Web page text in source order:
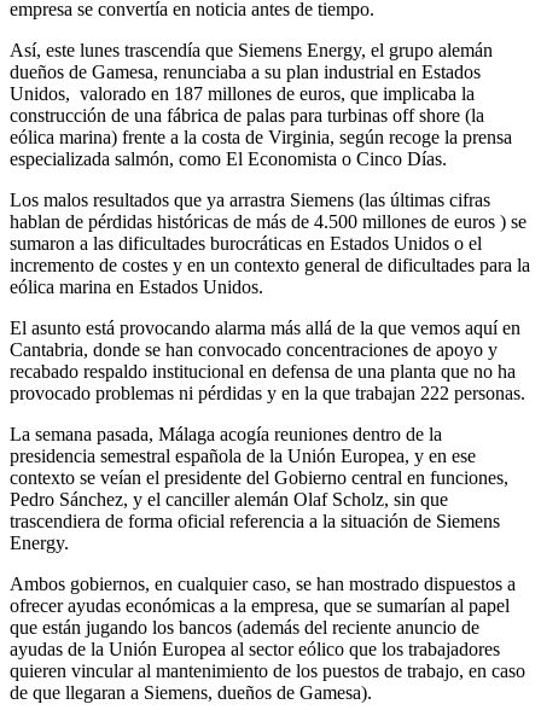
empresa se convertía en noticia antes de tiempo.
Así, este lunes trascendía que Siemens Energy, el grupo alemán
dueños de Gamesa, renunciaba a su plan industrial en Estados
Unidos, valorado en 187 millones de euros, que implicaba la
construcción de una fábrica de palas para turbinas off shore (la
eólica marina) frente a la costa de Virginia, según recoge la prensa
especializada salmón, como El Economista o Cinco Días.
Los malos resultados que ya arrastra Siemens (las últimas cifras
hablan de pérdidas históricas de más de 4.500 millones de euros ) se
sumaron a las dificultades burocráticas en Estados Unidos o el
incremento de costes y en un contexto general de dificultades para la
eólica marina en Estados Unidos.
El asunto está provocando alarma más allá de la que vemos aquí en
Cantabria, donde se han convocado concentraciones de apoyo y
recabado respaldo institucional en defensa de una planta que no ha
provocado problemas ni pérdidas y en la que trabajan 222 personas.
La semana pasada, Málaga acogía reuniones dentro de la
presidencia semestral española de la Unión Europea, y en ese
contexto se veían el presidente del Gobierno central en funciones,
Pedro Sánchez, y el canciller alemán Olaf Scholz, sin que
trascendiera de forma oficial referencia a la situación de Siemens
Energy.
Ambos gobiernos, en cualquier caso, se han mostrado dispuestos a
ofrecer ayudas económicas a la empresa, que se sumarían al papel
que están jugando los bancos (además del reciente anuncio de
ayudas de la Unión Europea al sector eólico que los trabajadores
quieren vincular al mantenimiento de los puestos de trabajo, en caso
de que llegaran a Siemens, dueños de Gamesa).